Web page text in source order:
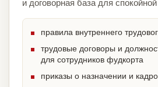
и договорная база для
правила внутреннего
трудовые договоры и
для сотрудников фудкорта
приказы о назначении и